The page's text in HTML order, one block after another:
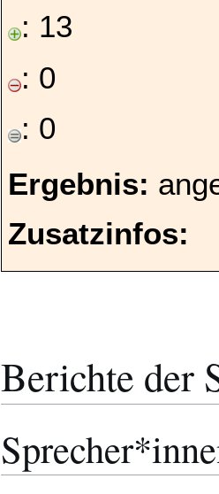
: 13
: 0
: 0
Ergebnis:
Zusatzinfos:
Berichte der